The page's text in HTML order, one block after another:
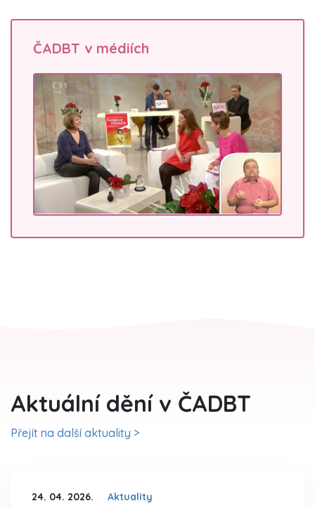
ČADBT v médiích
Aktuální dění v ČADBT
Přejít na další aktuality >
24. 04. 2026. Aktuality